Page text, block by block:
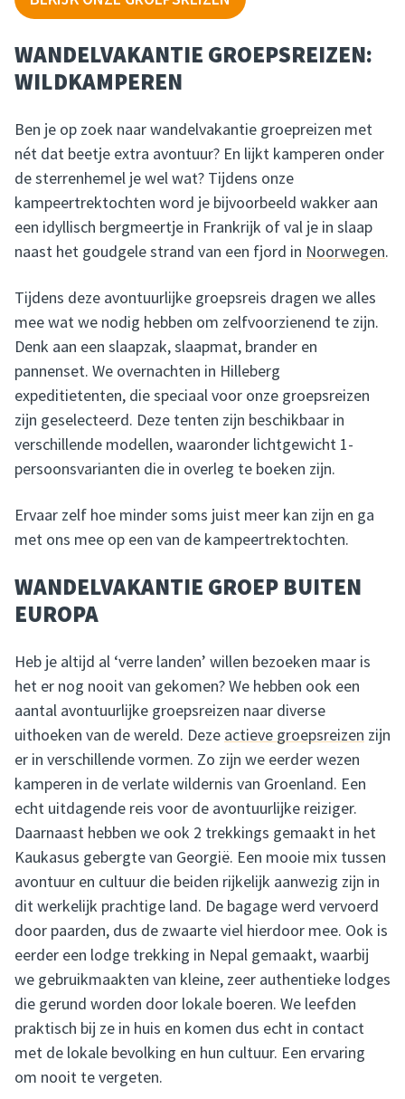
WANDELVAKANTIE GROEPSREIZEN:
WILDKAMPEREN
Ben je op zoek naar wandelvakantie groepreizen met
nét dat beetje extra avontuur? En lijkt kamperen onder
de sterrenhemel je wel wat? Tijdens onze
kampeertrektochten word je bijvoorbeeld wakker aan
een idyllisch bergmeertje in Frankrijk of val je in slaap
naast het goudgele strand van een fjord in Noorwegen.
Tijdens deze avontuurlijke groepsreis dragen we alles
mee wat we nodig hebben om zelfvoorzienend te zijn.
Denk aan een slaapzak, slaapmat, brander en
pannenset. We overnachten in Hilleberg
expeditietenten, die speciaal voor onze groepsreizen
zijn geselecteerd. Deze tenten zijn beschikbaar in
verschillende modellen, waaronder lichtgewicht 1-
persoonsvarianten die in overleg te boeken zijn.
Ervaar zelf hoe minder soms juist meer kan zijn en ga
met ons mee op een van de kampeertrektochten.
WANDELVAKANTIE GROEP BUITEN
EUROPA
Heb je altijd al ‘verre landen’ willen bezoeken maar is
het er nog nooit van gekomen? We hebben ook een
aantal avontuurlijke groepsreizen naar diverse
uithoeken van de wereld. Deze actieve groepsreizen zijn
er in verschillende vormen. Zo zijn we eerder wezen
kamperen in de verlate wildernis van Groenland. Een
echt uitdagende reis voor de avontuurlijke reiziger.
Daarnaast hebben we ook 2 trekkings gemaakt in het
Kaukasus gebergte van Georgië. Een mooie mix tussen
avontuur en cultuur die beiden rijkelijk aanwezig zijn in
dit werkelijk prachtige land. De bagage werd vervoerd
door paarden, dus de zwaarte viel hierdoor mee. Ook is
eerder een lodge trekking in Nepal gemaakt, waarbij
we gebruikmaakten van kleine, zeer authentieke lodges
die gerund worden door lokale boeren. We leefden
praktisch bij ze in huis en komen dus echt in contact
met de lokale bevolking en hun cultuur. Een ervaring
om nooit te vergeten.